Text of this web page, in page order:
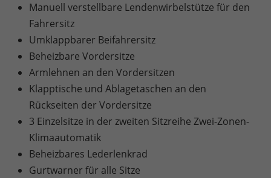
Manuell verstellbare Lendenwirbelstütze für den
Fahrersitz
Umklappbarer Beifahrersitz
Beheizbare Vordersitze
Armlehnen an den Vordersitzen
Klapptische und Ablagetaschen an den
Rückseiten der Vordersitze
3 Einzelsitze in der zweiten Sitzreihe Zwei-Zonen-
Klimaautomatik
Beheizbares Lederlenkrad
Gurtwarner für alle Sitze